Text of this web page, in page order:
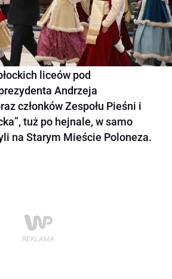
liceów pod
Andrzeja
członków Zespołu Pieśni i
tuż po hejnale, w samo
na Starym Mieście Poloneza.